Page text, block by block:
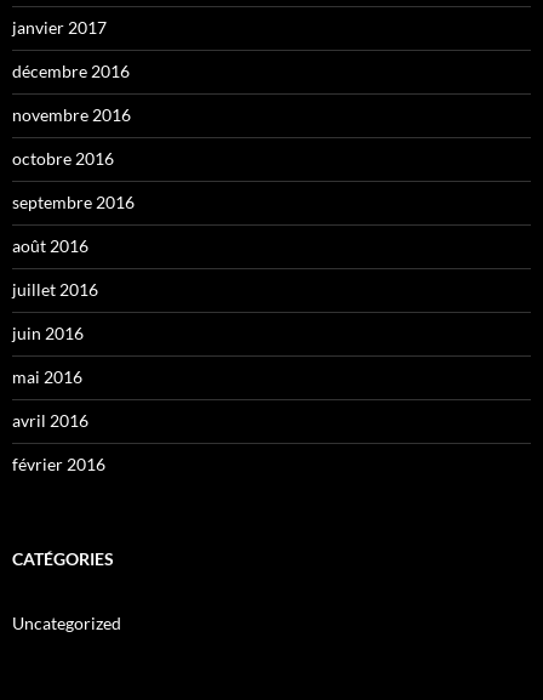
janvier 2017
décembre 2016
novembre 2016
octobre 2016
septembre 2016
août 2016
juillet 2016
juin 2016
mai 2016
avril 2016
février 2016
CATÉGORIES
Uncategorized